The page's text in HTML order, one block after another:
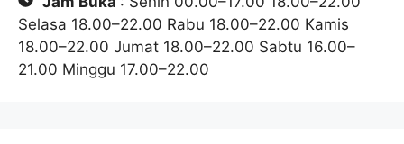
Selasa 18.00–22.00 Rabu 18.00–22.00 Kamis
18.00–22.00 Jumat 18.00–22.00 Sabtu 16.00–
21.00 Minggu 17.00–22.00